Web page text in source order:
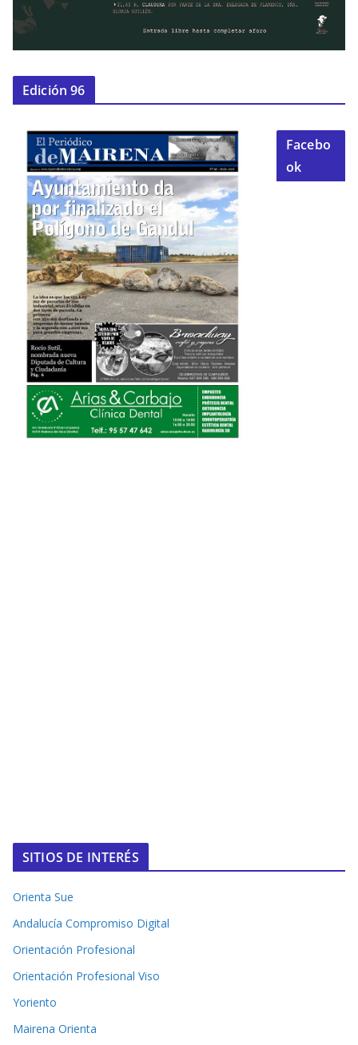
Edición 96
Facebo
ok
SITIOS DE INTERÉS
Orienta Sue
Andalucía Compromiso Digital
Orientación Profesional
Orientación Profesional Viso
Yoriento
Mairena Orienta